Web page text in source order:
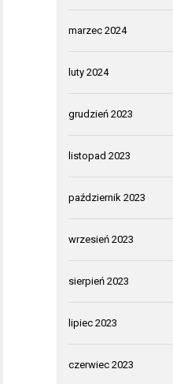
marzec 2024
luty 2024
grudzień 2023
listopad 2023
październik 2023
wrzesień 2023
sierpień 2023
lipiec 2023
czerwiec 2023